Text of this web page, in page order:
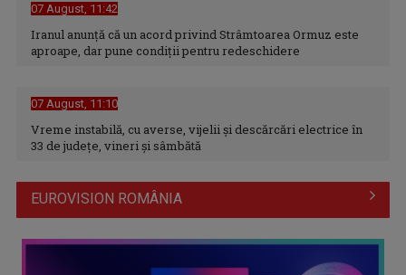
07 August, 11:42
Iranul anunță că un acord privind Strâmtoarea Ormuz este
aproape, dar pune condiții pentru redeschidere
07 August, 11:10
Vreme instabilă, cu averse, vijelii şi descărcări electrice în
33 de judeţe, vineri şi sâmbătă
EUROVISION ROMÂNIA